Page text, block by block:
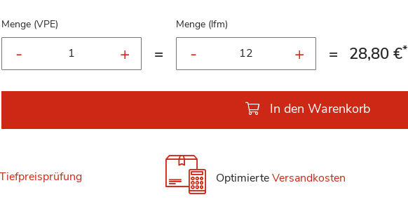
Menge (VPE)
=
Menge (lfm)
= 28,80 €*
In den Warenkorb
Tiefpreisprüfung OptimierteVersandkosten